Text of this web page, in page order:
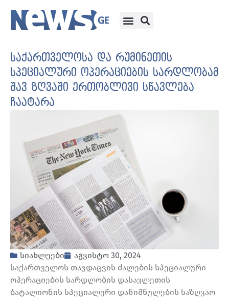
საქართველოსა და რუმინეთის
სპეციალური ოპერაციების სარდლობამ
შავ ზღვაში ერთობლივი სწავლება
ჩაატარა
სიახლეები
აგვისტო 30, 2024
საქართველოს თავდაცვის ძალების სპეციალური
ოპერაციების სარდლობის დასავლეთის
ბატალიონის სპეციალური დანიშნულების საზღვაო